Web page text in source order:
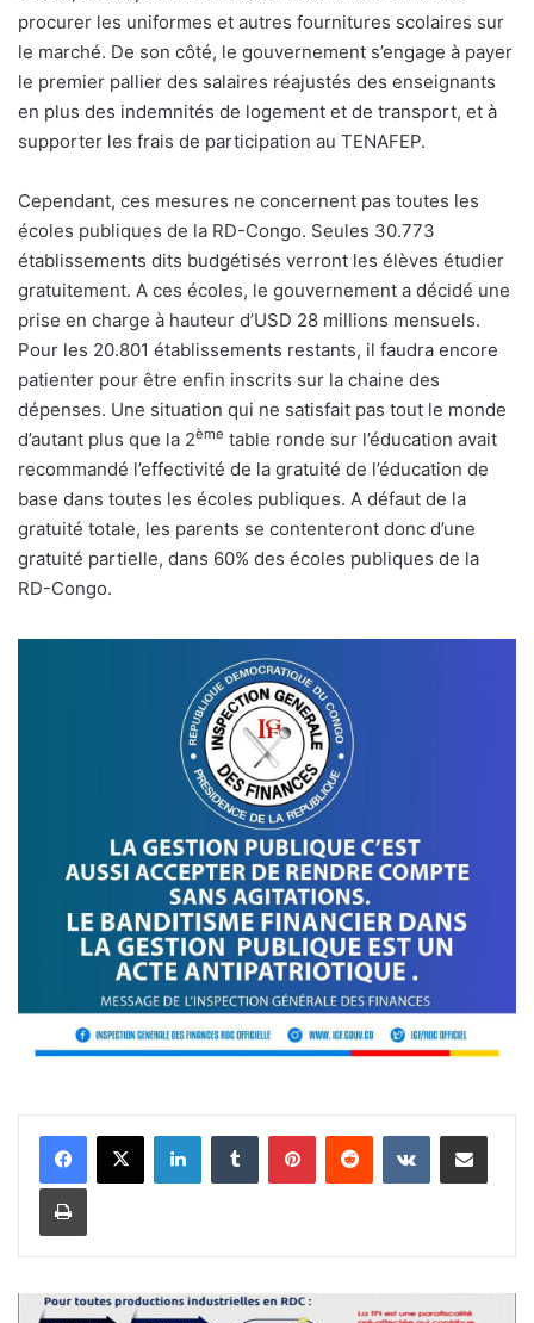
procurer les uniformes et autres fournitures scolaires sur
le marché. De son côté, le gouvernement s’engage à payer
le premier pallier des salaires réajustés des enseignants
en plus des indemnités de logement et de transport, et à
supporter les frais de participation au TENAFEP.
Cependant, ces mesures ne concernent pas toutes les
écoles publiques de la RD-Congo. Seules 30.773
établissements dits budgétisés verront les élèves étudier
gratuitement. A ces écoles, le gouvernement a décidé une
prise en charge à hauteur d’USD 28 millions mensuels.
Pour les 20.801 établissements restants, il faudra encore
patienter pour être enfin inscrits sur la chaine des
dépenses. Une situation qui ne satisfait pas tout le monde
d’autant plus que la 2ème table ronde sur l’éducation avait
recommandé l’effectivité de la gratuité de l’éducation de
base dans toutes les écoles publiques. A défaut de la
gratuité totale, les parents se contenteront donc d’une
gratuité partielle, dans 60% des écoles publiques de la
RD-Congo.
LinkedinTumblr PinterestReddit VKontaktePartager par email
Imprimer